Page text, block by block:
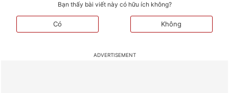
Bạn thấy bài viết này có hữu ích không?
Có Không